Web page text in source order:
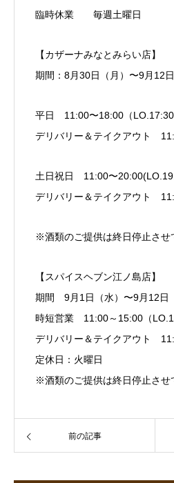
臨時休業 毎週土曜日
【カザーナみなとみらい店】
期間：8月30日（月）〜9月12日
平日 11:00〜18:00（LO.17:30
デリバリー＆テイクアウト
土日祝日 11:00〜
デリバリー＆テイクアウト
※酒類のご提供は終日停止させ
【スパイスヘブン江ノ島店】
期間 9月1日（水）〜9月12日
時短営業 11:00～15:00（
デリバリー＆テイクアウト
定休日：火曜日
※酒類のご提供は終日停止させ
前の記事